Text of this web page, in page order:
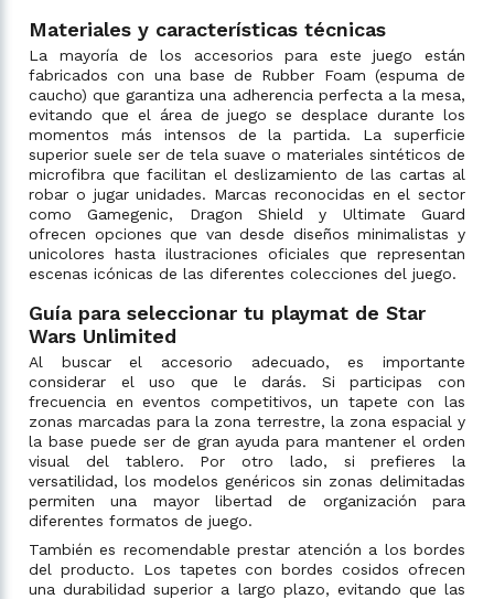
Materiales y características técnicas
La mayoría de los accesorios para este juego están
fabricados con una base de Rubber Foam (espuma de
caucho) que garantiza una adherencia perfecta a la mesa,
evitando que el área de juego se desplace durante los
momentos más intensos de la partida. La superficie
superior suele ser de tela suave o materiales sintéticos de
microfibra que facilitan el deslizamiento de las cartas al
robar o jugar unidades. Marcas reconocidas en el sector
como Gamegenic, Dragon Shield y Ultimate Guard
ofrecen opciones que van desde diseños minimalistas y
unicolores hasta ilustraciones oficiales que representan
escenas icónicas de las diferentes colecciones del juego.
Guía para seleccionar tu playmat de Star
Wars Unlimited
Al buscar el accesorio adecuado, es importante
considerar el uso que le darás. Si participas con
frecuencia en eventos competitivos, un tapete con las
zonas marcadas para la zona terrestre, la zona espacial y
la base puede ser de gran ayuda para mantener el orden
visual del tablero. Por otro lado, si prefieres la
versatilidad, los modelos genéricos sin zonas delimitadas
permiten una mayor libertad de organización para
diferentes formatos de juego.
También es recomendable prestar atención a los bordes
del producto. Los tapetes con bordes cosidos ofrecen
una durabilidad superior a largo plazo, evitando que las